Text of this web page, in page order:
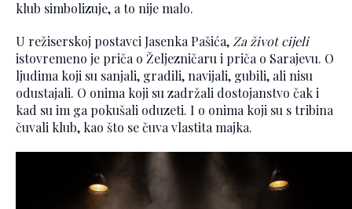
klub simbolizuje, a to nije malo.
U režiserskoj postavci Jasenka Pašića,Za život cijeli
istovremeno je priča o Željezničaru i priča o Sarajevu. O
ljudima koji su sanjali, gradili, navijali, gubili, ali nisu
odustajali. O onima koji su zadržali dostojanstvo čak i
kad su im ga pokušali oduzeti. I o onima koji su s tribina
čuvali klub, kao što se čuva vlastita majka.